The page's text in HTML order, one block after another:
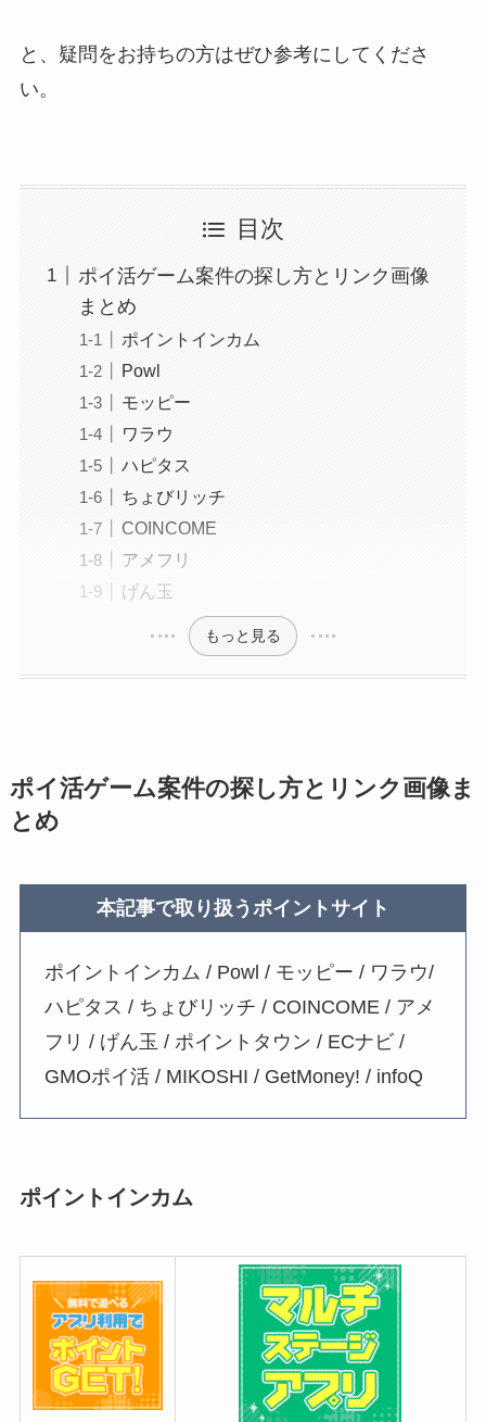
と、疑問をお持ちの方はぜひ参考にしてくださ
い。
目次
ポイ活ゲーム案件の探し方とリンク画像
まとめ
ポイントインカム
Powl
モッピー
ワラウ
ハピタス
ちょびリッチ
COINCOME
アメフリ
げん玉
もっと見る
ポイ活ゲーム案件の探し方とリンク画像ま
とめ
本記事で取り扱うポイントサイト
ポイントインカム / Powl / モッピー / ワラウ/
ハピタス / ちょびリッチ / COINCOME / アメ
フリ / げん玉 / ポイントタウン / ECナビ /
GMOポイ活 / MIKOSHI / GetMoney! / infoQ
ポイントインカム